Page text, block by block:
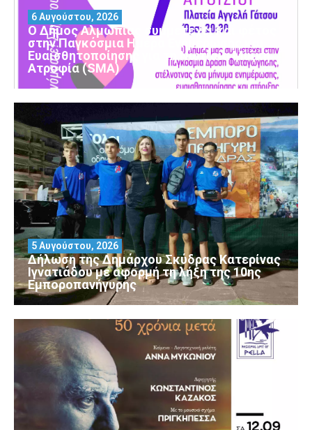
Ο Δήμος Αλμωπίας συμμετέχει και φέτος
στην Παγκόσμια Ημέρα Ενημέρωσης και
Ευαισθητοποίησης για τη Νωτιαία Μυϊκή
Ατροφία (SMA)
6 Αυγούστου, 2026
Δήλωση της Δημάρχου Σκύδρας Κατερίνας
Ιγνατιάδου με αφορμή τη λήξη της 10ης
Εμποροπανήγυρης
5 Αυγούστου, 2026